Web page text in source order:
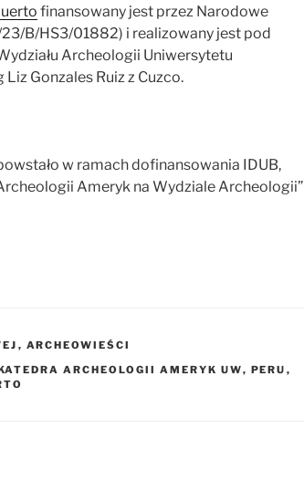
finansowany jest przez Narodowe
B/HS3/01882) i realizowany jest pod
Archeologii Uniwersytetu
Gonzales Ruiz z Cuzco.
w ramach dofinansowania IDUB,
Ameryk na Wydziale Archeologii”
, ARCHEOWIEŚCI
ARCHEOLOGII AMERYK UW, PERU ,